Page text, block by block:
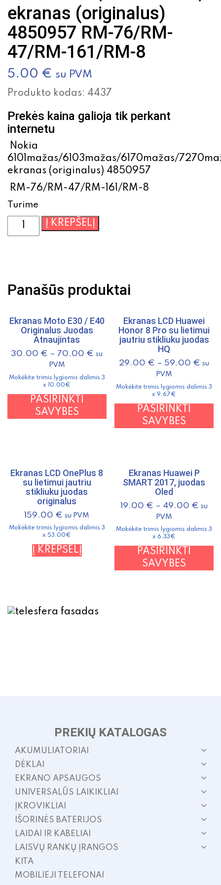
ekranas (originalus)
4850957 RM-76/RM-
47/RM-161/RM-8
5.00 € su PVM
Produkto kodas: 4437
Prekės kaina galioja tik perkant
internetu
Nokia
6101mažas/6103mažas/6170mažas/
ekranas (originalus) 4850957
RM-76/RM-47/RM-161/RM-8
Turime
produkto
kiekis:
(originalus)
4850957
76/RM-
47/RM-
161/RM-
8
Į KREPŠELĮ
Panašūs produktai
Ekranas Moto E30 / E40
Originalus Juodas
Atnaujintas
30.00 € – 70.00 € su
PVM
Mokėkite trimis lygiomis dalimis 3
x 10.00€
PASIRINKTI
SAVYBES
product
options
may
chosen
product
Ekranas LCD Huawei
Honor 8 Pro su lietimui
jautriu stikliuku juodas
HQ
29.00 € –59.00 € su
PVM
Mokėkite trimis lygiomis dalimis 3
x 9.67€
PASIRINKTI
SAVYBES
Ekranas LCD OnePlus 8
su lietimui jautriu
stikliuku juodas
originalus
159.00 € su PVM
Mokėkite trimis lygiomis dalimis 3
x 53.00€
Į KREPŠELĮ
Ekranas Huawei P
SMART 2017, juodas
Oled
19.00 € – 49.00 € su
PVM
Mokėkite trimis lygiomis dalimis 3
x 6.33€
PASIRINKTI
SAVYBES
PREKIŲ KATALOGAS
AKUMULIATORIAI
DĖKLAI
EKRANO APSAUGOS
UNIVERSALŪS LAIKIKLIAI
ĮKROVIKLIAI
IŠORINĖS BATERIJOS
LAIDAI IR KABELIAI
LAISVŲ RANKŲ ĮRANGOS
KITA
MOBILIEJI TELEFONAI